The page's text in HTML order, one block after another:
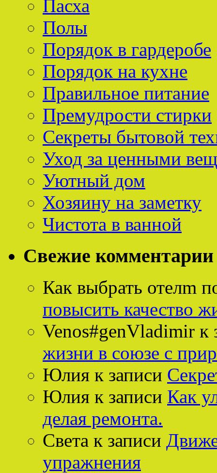
Пасха
Полы
Порядок в гардеробе
Порядок на кухне
Правильное питание
Премудрости стирки
Секреты бытовой
Уход за ценными
Уютный дом
Хозяину на заметку
Чистота в ванной
Свежие комментарии
Как выбрать отелm
повысить качество
Venos#genVladimir к
жизни в союзе с
Юлия к записи
Юлия к записи Как
делая ремонта.
Света к записи
упражнения